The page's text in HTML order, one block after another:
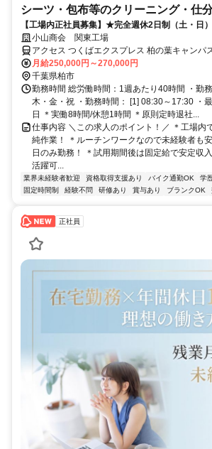
シーツ・包布等のクリーニング・仕
【工場内正社員募集】★完全週休2日制（土・日
小山商会 関東工場
アクセス つくばエクスプレス 柏の葉キャンパ
武野田線〔アーバンパークライン〕 柏西口徒
東京メトロ千代田線 柏西口徒歩約42分
月給250,000円～270,000円
千葉県柏市
勤務時間 総労働時間：1週あたり40時間 ・勤
木・金・祝 ・勤務時間： [1] 08:30～17:30 ・
日 ＊実働8時間/休憩1時間 ＊原則定時退社...
仕事内容 ＼この求人のポイント！／ ＊工場内
純作業！ ＊ルーチンワークなので未経験者も
日のみ勤務！ ＊試用期間後は固定給で安定収
活躍可...
業界未経験者歓迎 資格取得支援あり バイク通勤OK 学
固定時間制
経験不問 研修あり 賞与あり ブランクOK
正社員